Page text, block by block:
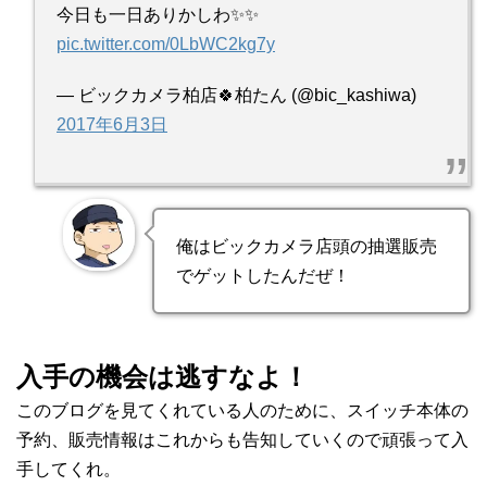
今日も一日ありかしわ✨✨
pic.twitter.com/0LbWC2kg7y
— ビックカメラ柏店🍀柏たん (@bic_kashiwa)
2017年6月3日
俺はビックカメラ店頭の抽選販売
でゲットしたんだぜ！
入手の機会は逃すなよ！
このブログを見てくれている人のために、スイッチ本体の
予約、販売情報はこれからも告知していくので頑張って入
手してくれ。